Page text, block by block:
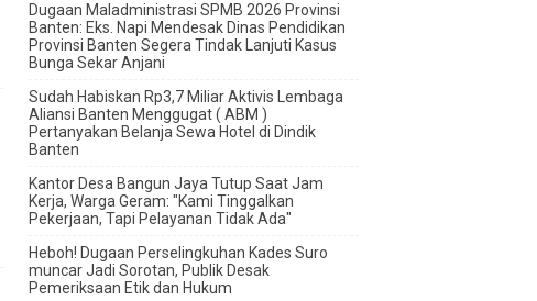
Dugaan Maladministrasi SPMB 2026 Provinsi
Banten: Eks. Napi Mendesak Dinas Pendidikan
Provinsi Banten Segera Tindak Lanjuti Kasus
Bunga Sekar Anjani
‎Sudah Habiskan Rp3,7 Miliar ‎Aktivis Lembaga
Aliansi Banten Menggugat ( ABM )
Pertanyakan Belanja Sewa Hotel di Dindik
Banten
Kantor Desa Bangun Jaya Tutup Saat Jam
Kerja, Warga Geram: "Kami Tinggalkan
Pekerjaan, Tapi Pelayanan Tidak Ada"
Heboh! Dugaan Perselingkuhan Kades Suro
muncar Jadi Sorotan, Publik Desak
Pemeriksaan Etik dan Hukum